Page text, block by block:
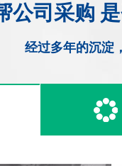
公司采购
经过多年的沉淀